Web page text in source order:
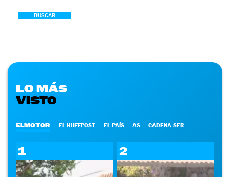
BUSCAR
LO MÁS
VISTO
ELMOTOR EL HUFFPOST EL PAÍS AS CADENA SER
1 2